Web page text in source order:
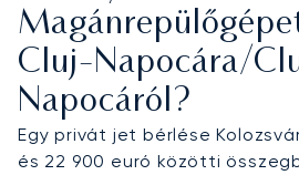
Európa első ARGUS-
privát jet brókereként
normáinkat független
elkötelezettség garantálja,
legnagyobb precizitással
Cluj-Napocára/
Napocáról?
Egy privát jet bérlése
és 22 900 euró közötti